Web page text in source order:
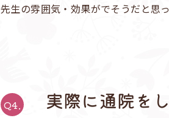
先生の雰囲気・効果がでそうだと思
Q4. 実際に通院を